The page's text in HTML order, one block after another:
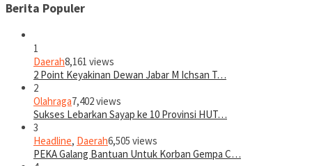
Berita Populer
1
Daerah8,161 views
2 Point Keyakinan Dewan Jabar M Ichsan T…
2
Olahraga7,402 views
Sukses Lebarkan Sayap ke 10 Provinsi HUT…
3
Headline, Daerah6,505 views
PEKA Galang Bantuan Untuk Korban Gempa C…